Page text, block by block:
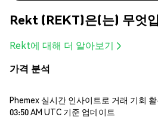
Rekt (REKT)은(는) 무엇
Rekt에 대해 더 알아보기
가격 분석
Phemex 실시간 인사이트로 거래 기회
03:50 AM UTC 기준 업데이트